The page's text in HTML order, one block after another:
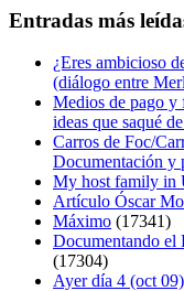
Entradas más
¿Eres ambicioso
(diálogo entre
Medios de pago y
ideas que saqué
Carros de Foc/
Documentación y
My host family in
Artículo Óscar
Máximo (17341)
Documentando el
(17304)
Ayer día 4 (oct